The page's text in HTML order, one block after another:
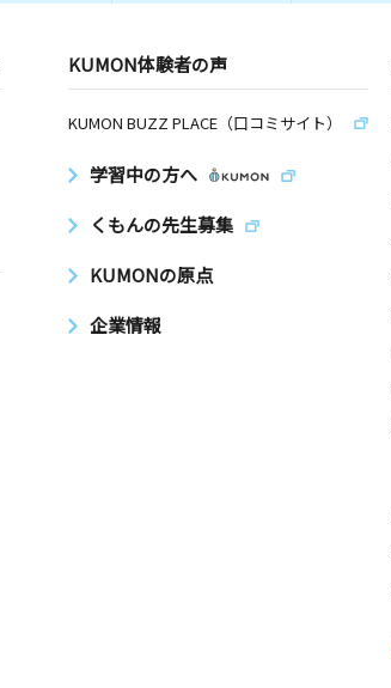
KUMON体験者の声
KUMON BUZZ PLACE（口コミサイト）
学習中の方へ
くもんの先生募集
KUMONの原点
企業情報